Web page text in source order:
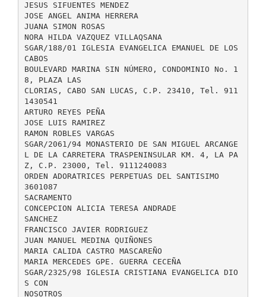
JESUS SIFUENTES MENDEZ
JOSE ANGEL ANIMA HERRERA
JUANA SIMON ROSAS
NORA HILDA VAZQUEZ VILLAQSANA
SGAR/188/01 IGLESIA EVANGELICA EMANUEL DE LOS
CABOS
BOULEVARD MARINA SIN NÚMERO, CONDOMINIO No. 1
8, PLAZA LAS
CLORIAS, CABO SAN LUCAS, C.P. 23410, Tel. 911
1430541
ARTURO REYES PEÑA
JOSE LUIS RAMIREZ
RAMON ROBLES VARGAS
SGAR/2061/94 MONASTERIO DE SAN MIGUEL ARCANGE
L DE LA CARRETERA TRASPENINSULAR KM. 4, LA PA
Z, C.P. 23000, Tel. 9111240083
ORDEN ADORATRICES PERPETUAS DEL SANTISIMO
3601087
SACRAMENTO
CONCEPCION ALICIA TERESA ANDRADE
SANCHEZ
FRANCISCO JAVIER RODRIGUEZ
JUAN MANUEL MEDINA QUIÑONES
MARIA CALIDA CASTRO MASCAREÑO
MARIA MERCEDES GPE. GUERRA CECEÑA
SGAR/2325/98 IGLESIA CRISTIANA EVANGELICA DIO
S CON
NOSOTROS